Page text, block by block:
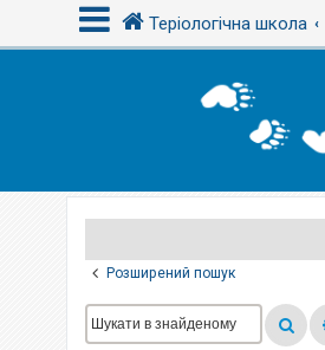
Теріологічна школа
Розширений пошук